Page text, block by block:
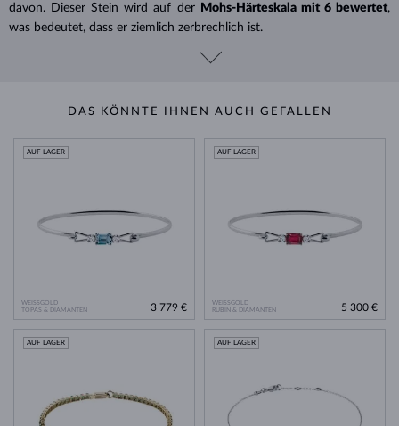
davon. Dieser Stein wird auf der
Mohs-Härteskala mit 6 bewertet,
was bedeutet, dass er ziemlich zerbrechlich ist.
DAS KÖNNTE IHNEN AUCH GEFALLEN
WEISSGOLD
TOPAS & DIAMANTEN
AUF LAGER
3 779 €
WEISSGOLD
RUBIN & DIAMANTEN
AUF LAGER
5 300 €
AUF LAGER AUF LAGER